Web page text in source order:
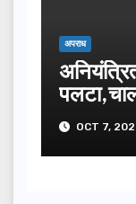
अपराध
OCT 7,